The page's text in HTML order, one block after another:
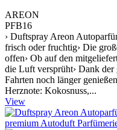
AREON
PFB16
› Duftspray Areon
frisch oder fruchtig› Die
offen› Ob auf den
die Luft versprüht› Dank
Fahrten noch länger
Herznote: Kokosnuss,...
View